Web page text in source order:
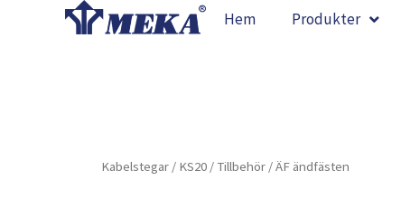
Hem Produkter
Kabelstegar / KS20 / Tillbehör / ÄF ändfästen